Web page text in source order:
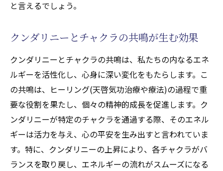
と言えるでしょう。
クンダリニーとチャクラの共鳴が生む効果
クンダリニーとチャクラの共鳴は、私たちの内なるエネ
ルギーを活性化し、心身に深い変化をもたらします。こ
の共鳴は、ヒーリング(天啓気功治療や療法)の過程で重
要な役割を果たし、個々の精神的成長を促進します。ク
ンダリニーが特定のチャクラを通過する際、そのエネル
ギーは活力を与え、心の平安を生み出すと言われていま
す。特に、クンダリニーの上昇により、各チャクラがバ
ランスを取り戻し、エネルギーの流れがスムーズになる